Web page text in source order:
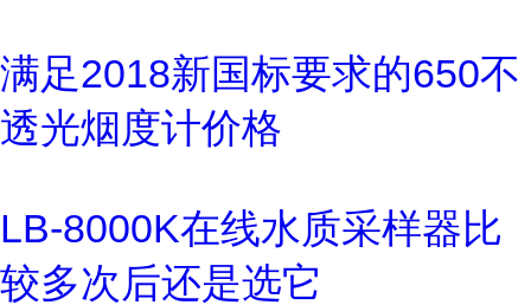
满足2018新国标要求的650不
透光烟度计价格
LB-8000K在线水质采样器比
较多次后还是选它